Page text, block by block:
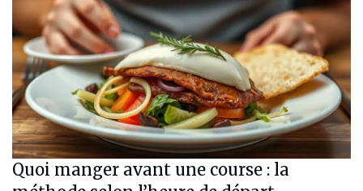
Quoi manger avant une course : la